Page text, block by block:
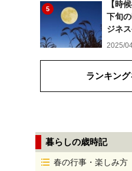
5
【時
下旬
ジネ
2025/
ランキン
暮らしの歳時記
春の行事・楽しみ方